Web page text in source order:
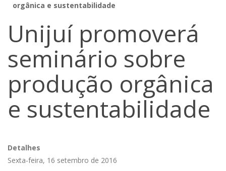
orgânica e sustentabilidade
Unijuí promoverá
seminário sobre
produção orgânica
e sustentabilidade
Detalhes
Sexta-feira, 16 setembro de 2016